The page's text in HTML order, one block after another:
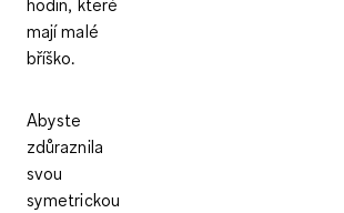
mají malé
bříško.
Abyste
zdůraznila
svou
symetrickou